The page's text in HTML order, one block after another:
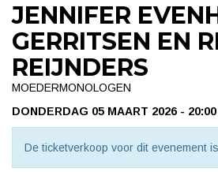
JENNIFER
GERRITSEN EN
REIJNDERS
MOEDERMONOLOGEN
DONDERDAG 05 MAART 2026 - 20:00
De ticketverkoop voor dit evenement